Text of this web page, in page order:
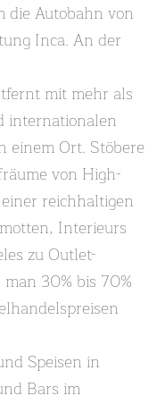
die Autobahn von
Inca. An der
mit mehr als
internationalen
einem Ort. Stöbere
von High-
reichhaltigen
Interieurs
zu Outlet-
30% bis 70%
Speisen in
Bars im